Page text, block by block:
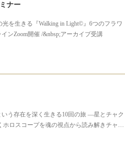
ナー
を生きる『Walking in Light©』6つのフラワ
ンZoom開催 /&nbsp;アーカイブ受講
う存在を深く生きる10回の旅 ―星とチャク
ホロスコープを魂の視点から読み解きチャ…